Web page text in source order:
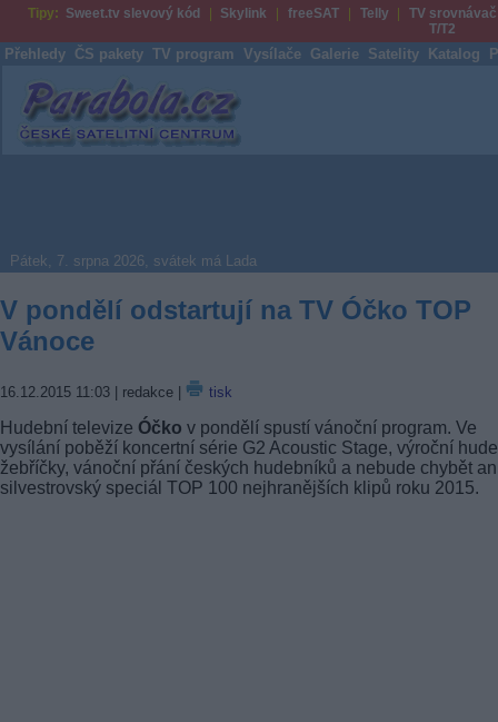
Tipy: Sweet.tv slevový kód Skylink freeSAT Telly
TV srovnávač
T/T2
Přehledy ČS pakety TV program Vysílače Galerie Satelity Katalog
Parabola.cz
Pátek, 7. srpna 2026, svátek má Lada
V pondělí odstartují na TV Óčko TOP
Vánoce
16.12.2015 11:03 | redakce | tisk
Hudební televize Óčko v pondělí spustí vánoční program. Ve
vysílání poběží koncertní série G2 Acoustic Stage, výroční
žebříčky, vánoční přání českých hudebníků a nebude chybět
silvestrovský speciál TOP 100 nejhranějších klipů roku 2015.